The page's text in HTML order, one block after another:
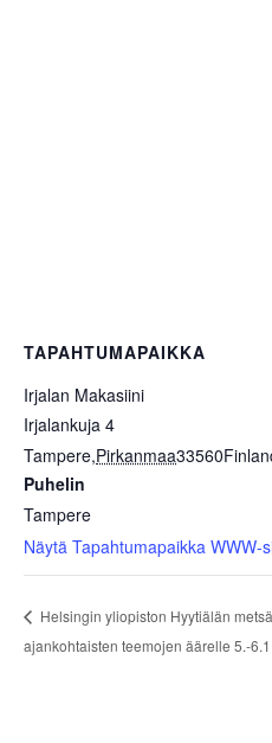
TAPAHTUMAPAIKKA
Irjalan Makasiini
Irjalankuja 4
Tampere,Pirkanmaa33560
Puhelin
Tampere
Näytä Tapahtumapaikka WWW-
Helsingin yliopiston Hyytiälän
ajankohtaisten teemojen äärelle 5.-